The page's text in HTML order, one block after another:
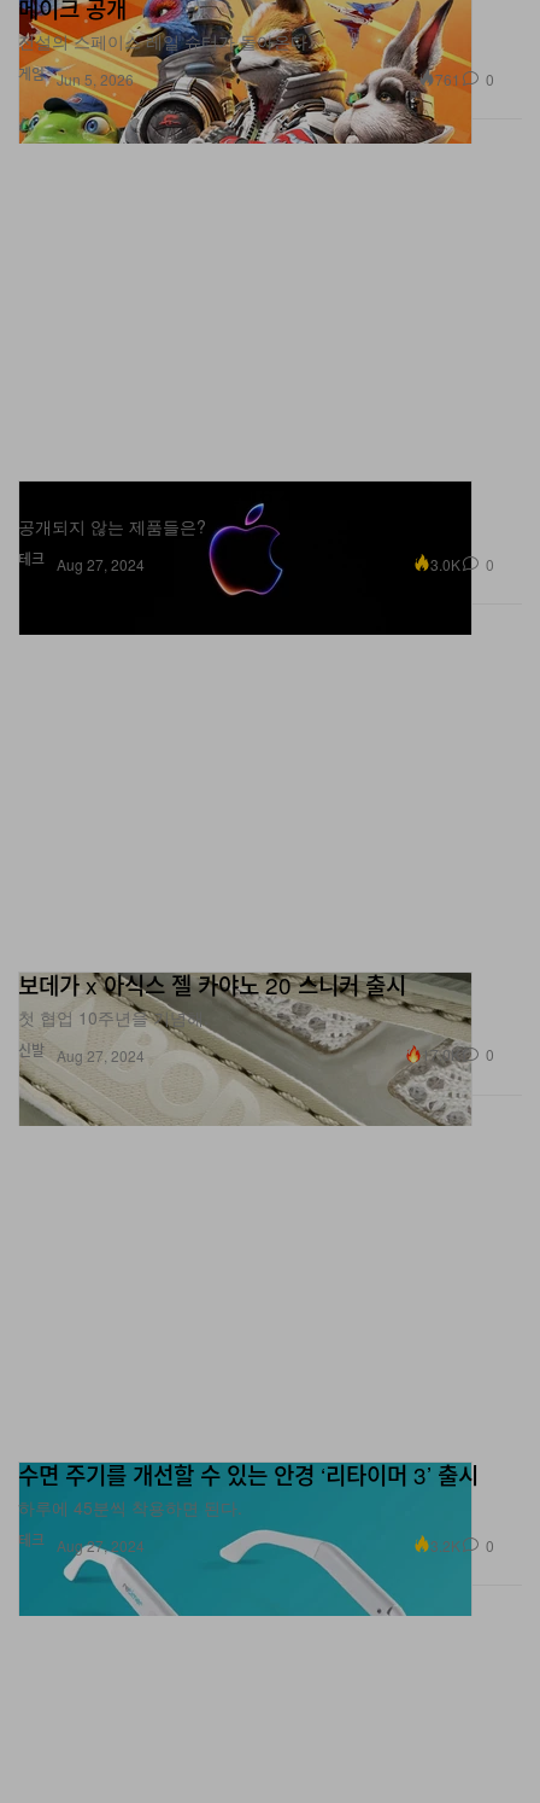
게임
메이크 공개
전설의 스페이스 레일 슈터가 돌아온다.
Jun 5, 2026 761 0
테크
공개되지 않는 제품들은?
Aug 27, 2024 3.0K 0
신발
보데가 x 아식스 젤 카야노 20 스니커 출시
첫 협업 10주년을 기념해.
Aug 27, 2024 17.0K 0
테크
수면 주기를 개선할 수 있는 안경 ‘리타이머 3’ 출시
하루에 45분씩 착용하면 된다.
Aug 27, 2024 3.2K 0